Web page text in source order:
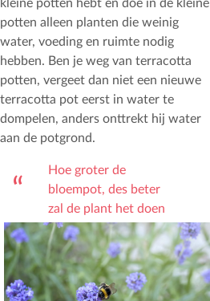
kleine potten hebt en doe in de kleine
potten alleen planten die weinig
water, voeding en ruimte nodig
hebben. Ben je weg van terracotta
potten, vergeet dan niet een nieuwe
terracotta pot eerst in water te
dompelen, anders onttrekt hij water
aan de potgrond.
Hoe groter de
bloempot, des beter
zal de plant het doen